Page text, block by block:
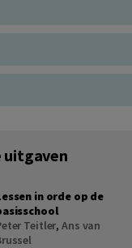
uitgaven
in orde op de
Teitler,Ans van